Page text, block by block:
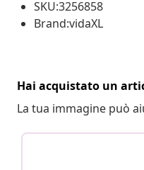
SKU:3256858
Brand:vidaXL
Hai acquistato un
La tua immagine può